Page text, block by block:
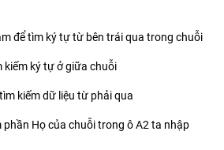
để tìm ký tự từ bên trái qua trong chuỗi
kiếm ký tự ở giữa chuỗi
kiếm dữ liệu từ phải qua
phần Họ của chuỗi trong ô A2 ta nhập